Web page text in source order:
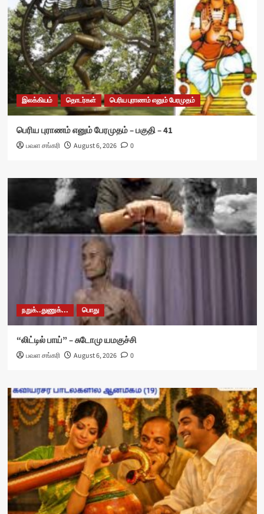
இலக்கியம் தொடர்கள் பெரிய புராணம் எனும் பேரமுதம்
பெரிய புராணம் எனும் பேரமுதம் – பகுதி – 41
பவள சங்கரி August 6, 2026 0
நறுக்..துணுக்... பொது
“லிட்டில் பாய்” – சுடோமு யமகுச்சி
பவள சங்கரி August 6, 2026 0